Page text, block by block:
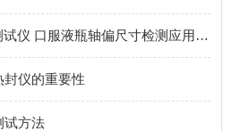
ZPY-20A电子轴偏差测试仪 口服液瓶轴偏尺寸检测应用方案
仪的重要性
试方法